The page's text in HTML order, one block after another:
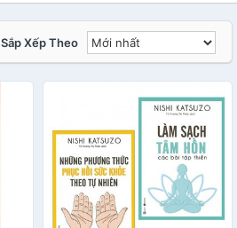
Sắp Xếp Theo